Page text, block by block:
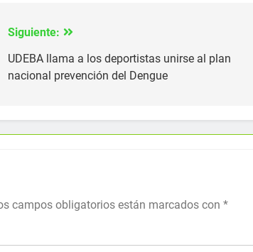
Siguiente:
UDEBA llama a los deportistas unirse al plan
nacional prevención del Dengue
campos obligatorios están marcados con *